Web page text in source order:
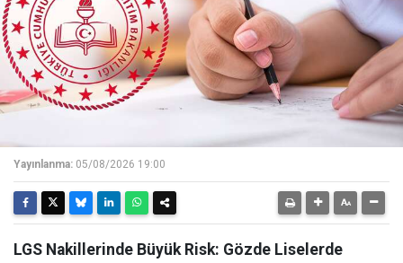
Yayınlanma: 05/08/2026 19:00
LGS Nakillerinde Büyük Risk: Gözde Liselerde